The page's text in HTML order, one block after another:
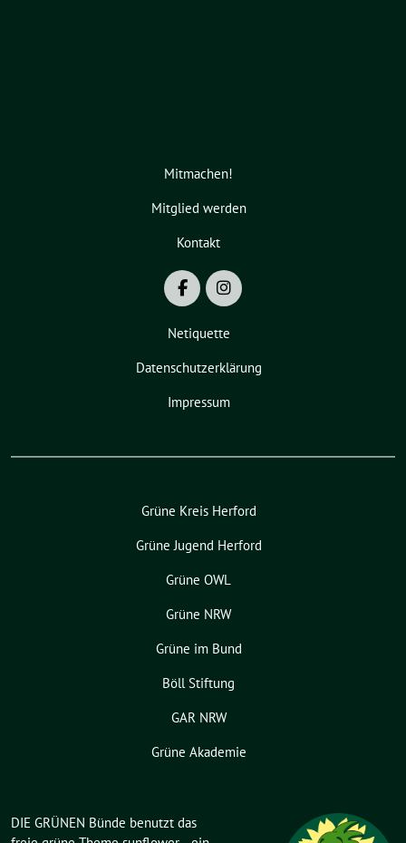
Mitmachen!
Mitglied werden
Kontakt
Netiquette
Datenschutzerklärung
Impressum
Grüne Kreis Herford
Grüne Jugend Herford
Grüne OWL
Grüne NRW
Grüne im Bund
Böll Stiftung
GAR NRW
Grüne Akademie
DIE GRÜNEN Bünde benutzt das